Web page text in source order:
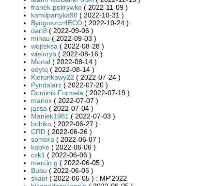
franek-pokrywko ( 2022-11-09 )
kamilpartyka98 ( 2022-10-31 )
Bydgoszcz4ECO ( 2022-10-24 )
dart8 ( 2022-09-06 )
mihau ( 2022-09-03 )
wojteksa ( 2022-08-28 )
wieloryb ( 2022-08-16 )
Mortal ( 2022-08-14 )
edytq ( 2022-08-14 )
Kierunkowy22 ( 2022-07-24 )
Pyndalarz ( 2022-07-20 )
Dominik Formela ( 2022-07-19 )
mariox ( 2022-07-07 )
jassa ( 2022-07-04 )
Maniek1981 ( 2022-07-03 )
bobiko ( 2022-06-27 )
CRD ( 2022-06-26 )
sombra ( 2022-06-07 )
kapke ( 2022-06-06 )
czk1 ( 2022-06-06 )
marcin.g ( 2022-06-05 )
Bubu ( 2022-06-05 )
skaut ( 2022-06-05 ) : MP'2022